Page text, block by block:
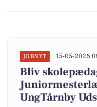
JOBNYT 15-05-2026
Bliv
UngTårnby